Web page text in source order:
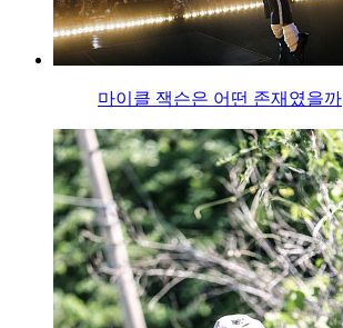
마이클 잭슨은 어떤 존재였을까